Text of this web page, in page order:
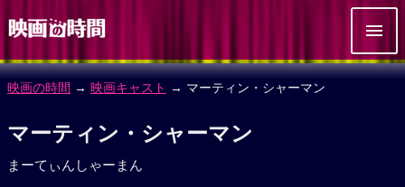
映画の時間 → 映画キャスト → マーティン・シャーマン
マーティン・シャーマン
まーてぃんしゃーまん